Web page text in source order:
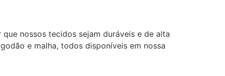
nossos tecidos sejam duráveis e de alta
e malha, todos disponíveis em nossa